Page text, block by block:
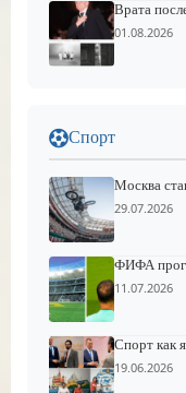
Врата
01.08.2026
Спорт
Москва
29.07.2026
ФИФА
11.07.2026
Спорт как
19.06.2026